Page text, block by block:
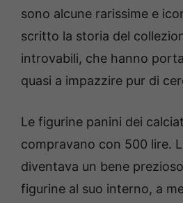
sono alcune rarissime e
scritto la storia del
introvabili, che hanno
quasi a impazzire pur di
Le figurine panini dei
compravano con 500 lire.
diventava un bene
figurine al suo interno, a